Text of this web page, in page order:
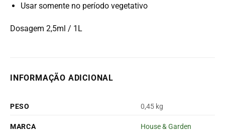
Usar somente no período vegetativo
Dosagem 2,5ml / 1L
INFORMAÇÃO ADICIONAL
PESO 0,45 kg
MARCA House & Garden